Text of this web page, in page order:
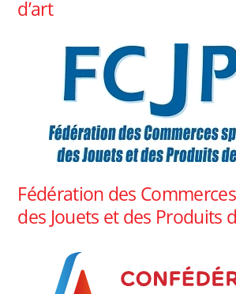
d’art
Fédération des
des Jouets et des Produits